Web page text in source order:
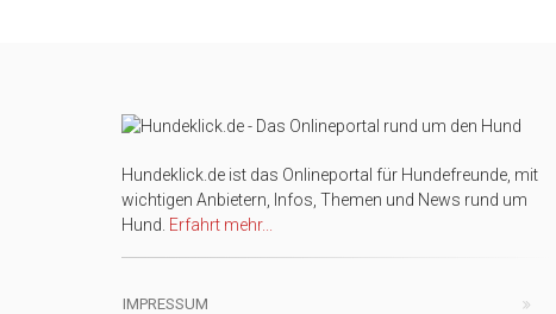
Hundeklick.de ist das Onlineportal für Hundefreunde, mit
wichtigen Anbietern, Infos, Themen und News rund um
Hund. Erfahrt mehr...
IMPRESSUM